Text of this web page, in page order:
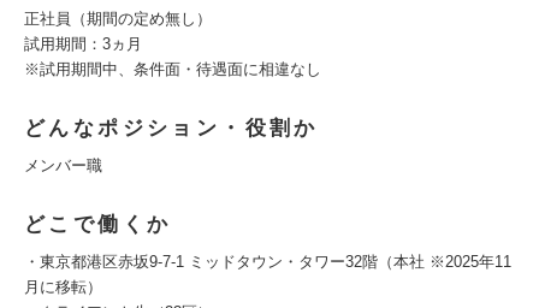
正社員（期間の定め無し）
試用期間：3ヵ月
※試用期間中、条件面・待遇面に相違なし
どんなポジション・役割か
メンバー職
どこで働くか
・東京都港区赤坂9-7-1 ミッドタウン・タワー32階（本社 ※2025年11
月に移転）